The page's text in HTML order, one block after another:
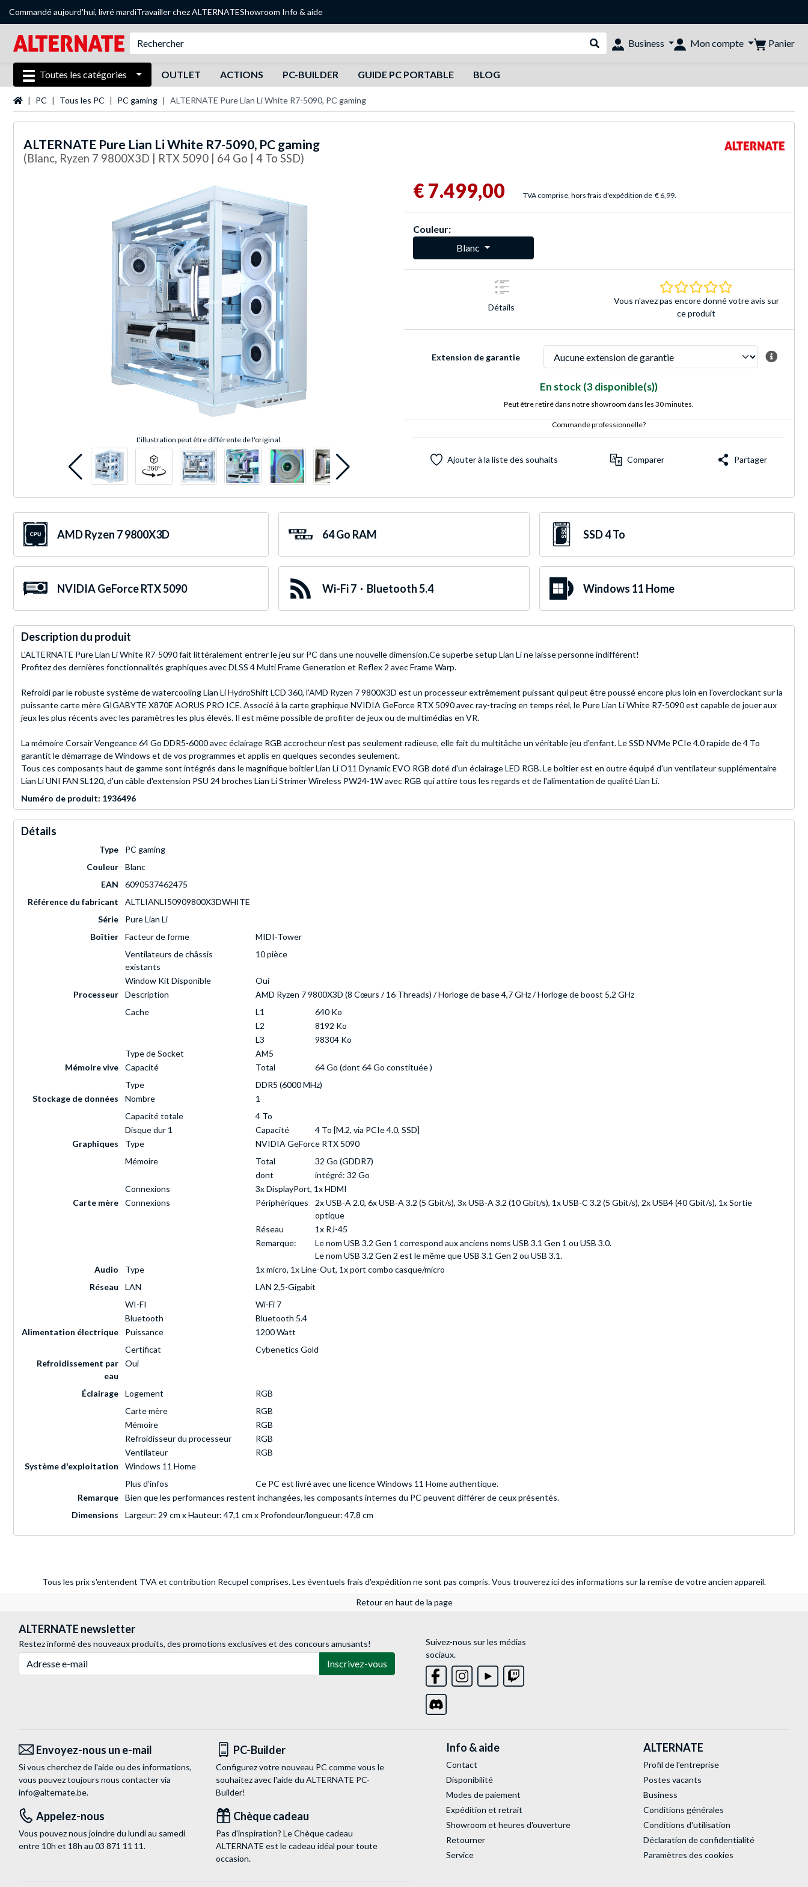
Commandé aujourd'hui, livré mardiTravailler chez ALTERNATEShowroom Info & aide
Rechercher dans le shop
Business Mon compte Panier
Toutes les catégories OUTLET ACTIONS PC-BUILDER GUIDE PC PORTABLE BLOG
Page d'accueil
PC Tous les PC PC gaming ALTERNATE Pure Lian Li White R7-5090, PC gaming
ALTERNATE Pure Lian Li White R7-5090, PC gaming
(Blanc, Ryzen 7 9800X3D | RTX 5090 | 64 Go | 4 To SSD)
L'illustration peut être différente de l'original.
€ 7.499,00 TVA comprise, hors frais d'expédition de € 6,99.
Couleur:
Blanc
Détails
0.0 Étoiles Basé sur
Vous n'avez pas encore donné votre avis sur
ce produit
Extension de garantie
En stock (3 disponible(s))
Peut être retiré dans notre showroom dans les 30 minutes.
Commande professionnelle?
Ajouter à la liste des souhaits Comparer Partager
AMD Ryzen 7 9800X3D 64 Go RAM SSD 4 To
NVIDIA GeForce RTX 5090 Wi-Fi 7 · Bluetooth 5.4 Windows 11 Home
Description du produit
L'ALTERNATE Pure Lian Li White R7-5090 fait littéralement entrer le jeu sur PC dans une nouvelle dimension.Ce superbe setup Lian Li ne laisse personne indifférent!
Profitez des dernières fonctionnalités graphiques avec DLSS 4 Multi Frame Generation et Reflex 2 avec Frame Warp.
Refroidi par le robuste système de watercooling Lian Li HydroShift LCD 360, l'AMD Ryzen 7 9800X3D est un processeur extrêmement puissant qui peut être poussé encore plus loin en l'overclockant sur la
puissante carte mère GIGABYTE X870E AORUS PRO ICE. Associé à la carte graphique NVIDIA GeForce RTX 5090 avec ray-tracing en temps réel, le Pure Lian Li White R7-5090 est capable de jouer aux
jeux les plus récents avec les paramètres les plus élevés. Il est même possible de profiter de jeux ou de multimédias en VR.
La mémoire Corsair Vengeance 64 Go DDR5-6000 avec éclairage RGB accrocheur n'est pas seulement radieuse, elle fait du multitâche un véritable jeu d'enfant. Le SSD NVMe PCIe 4.0 rapide de 4 To
garantit le démarrage de Windows et de vos programmes et applis en quelques secondes seulement.
Tous ces composants haut de gamme sont intégrés dans le magnifique boîtier Lian Li O11 Dynamic EVO RGB doté d'un éclairage LED RGB. Le boîtier est en outre équipé d'un ventilateur supplémentaire
Lian Li UNI FAN SL120, d'un câble d'extension PSU 24 broches Lian Li Strimer Wireless PW24-1W avec RGB qui attire tous les regards et de l'alimentation de qualité Lian Li.
Numéro de produit: 1936496
Détails
Type
PC gaming
Couleur
Blanc
EAN
6090537462475
Référence du fabricant
ALTLIANLI50909800X3DWHITE
Série
Pure Lian Li
Boîtier
Facteur de forme
MIDI-Tower
Ventilateurs de châssis
existants
10 pièce
Window Kit Disponible
Oui
Processeur
Description
AMD Ryzen 7 9800X3D (8 Cœurs / 16 Threads) / Horloge de base 4,7 GHz / Horloge de boost 5,2 GHz
Cache
L1
640 Ko
L2
8192 Ko
L3
98304 Ko
Type de Socket
AM5
Mémoire vive
Capacité Total
64 Go (dont 64 Go constituée )
Type
DDR5 (6000 MHz)
Stockage de données
Nombre
1
Capacité totale
4 To
Disque dur 1
Capacité
4 To [M.2, via PCIe 4.0, SSD]
Graphiques
Type
NVIDIA GeForce RTX 5090
Mémoire
Total
32 Go (GDDR7)
dont
intégré: 32 Go
Connexions
3x DisplayPort, 1x HDMI
Carte mère
Connexions Périphériques
2x USB-A 2.0, 6x USB-A 3.2 (5 Gbit/s), 3x USB-A 3.2 (10 Gbit/s), 1x USB-C 3.2 (5 Gbit/s), 2x USB4 (40 Gbit/s), 1x Sortie
optique
Réseau
1x RJ-45
Remarque:
Le nom USB 3.2 Gen 1 correspond aux anciens noms USB 3.1 Gen 1 ou USB 3.0.
Le nom USB 3.2 Gen 2 est le même que USB 3.1 Gen 2 ou USB 3.1.
Audio
Type
1x micro, 1x Line-Out, 1x port combo casque/micro
Réseau
LAN
LAN 2,5-Gigabit
WI-FI
Wi-Fi 7
Bluetooth
Bluetooth 5.4
Alimentation électrique
Puissance
1200 Watt
Certificat
Cybenetics Gold
Refroidissement par
eau
Oui
Éclairage Logement
RGB
Carte mère
RGB
Mémoire
RGB
Refroidisseur du processeur
RGB
Ventilateur
RGB
Système d'exploitation
Windows 11 Home
Plus d’infos
Ce PC est livré avec une licence Windows 11 Home authentique.
Remarque
Bien que les performances restent inchangées, les composants internes du PC peuvent différer de ceux présentés.
Dimensions
Largeur: 29 cm x Hauteur: 47,1 cm x Profondeur/longueur: 47,8 cm
Tous les prix s'entendent TVA et contribution Recupel comprises. Les éventuels frais d'expédition ne sont pas compris.Vous trouverez ici des informations sur la remise de votre ancien appareil.
Retour en haut de la page
ALTERNATE newsletter
Restez informé des nouveaux produits, des promotions exclusives et des concours amusants!
Inscrivez-vous
Suivez-nous sur les médias
sociaux.
Envoyez-nous un e-mail
Si vous cherchez de l'aide ou des informations,
vous pouvez toujours nous contacter via
info@alternate.be.
PC-Builder
Configurez votre nouveau PC comme vous le
souhaitez avec l'aide du ALTERNATE PC-
Builder!
Appelez-nous
Vous pouvez nous joindre du lundi au samedi
entre 10h et 18h au 03 871 11 11.
Chèque cadeau
Pas d'inspiration? Le Chèque cadeau
ALTERNATE est le cadeau idéal pour toute
occasion.
Info & aide
Contact
Disponibilité
Modes de paiement
Expédition et retrait
Showroom et heures d'ouverture
Retourner
Service
ALTERNATE
Profil de l'entreprise
Postes vacants
Business
Conditions générales
Conditions d'utilisation
Déclaration de confidentialité
Paramètres des cookies